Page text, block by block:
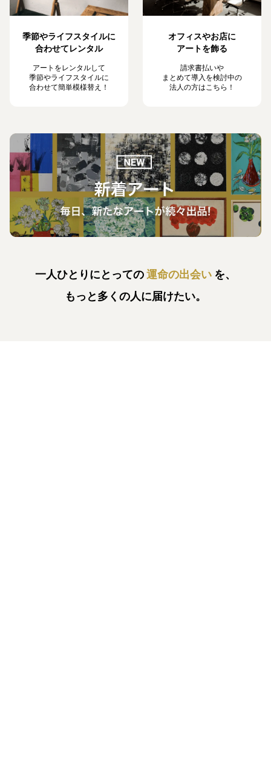
季節やライフスタイルに
合わせてレンタル
アートをレンタルして
季節やライフスタイルに
合わせて簡単模様替え！
オフィスやお店に
アートを飾る
請求書払いや
まとめて導入を検討中の
法人の方はこちら！
一人ひとりにとっての運命の出会い を、
もっと多くの人に届けたい。